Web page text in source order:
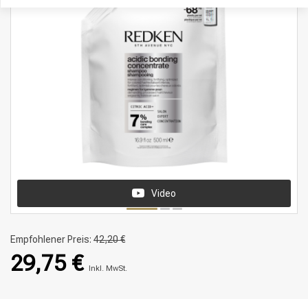
Video
Empfohlener Preis: 42,20 €
29,75 € Inkl. MwSt.